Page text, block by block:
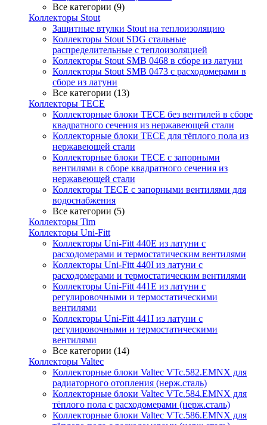
Все категории (9)
Коллекторы Stout
Защитные втулки Stout на теплоизоляцию
Коллекторы Stout SDG стальные
распределительные с теплоизоляцией
Коллекторы Stout SMB 0468 в сборе из латуни
Коллекторы Stout SMB 0473 с расходомерами в
сборе из латуни
Все категории (13)
Коллекторы TECE
Коллекторные блоки TECE без вентилей в сборе
квадратного сечения из нержавеющей стали
Коллекторные блоки TECE для тёплого пола из
нержавеющей стали
Коллекторные блоки TECE с запорными
вентилями в сборе квадратного сечения из
нержавеющей стали
Коллекторы TECE с запорными вентилями для
водоснабжения
Все категории (5)
Коллекторы Tim
Коллекторы Uni-Fitt
Коллекторы Uni-Fitt 440E из латуни с
расходомерами и термостатическим вентилями
Коллекторы Uni-Fitt 440I из латуни с
расходомерами и термостатическим вентилями
Коллекторы Uni-Fitt 441E из латуни с
регулировочными и термостатическими
вентилями
Коллекторы Uni-Fitt 441I из латуни с
регулировочными и термостатическими
вентилями
Все категории (14)
Коллекторы Valtec
Коллекторные блоки Valtec VTc.582.EMNX для
радиаторного отопления (нерж.сталь)
Коллекторные блоки Valtec VTc.584.EMNX для
тёплого пола с расходомерами (нерж.сталь)
Коллекторные блоки Valtec VTc.586.EMNX для